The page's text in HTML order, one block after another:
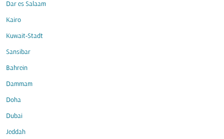
Dar es Salaam
Kairo
Kuwait-Stadt
Sansibar
Bahrein
Dammam
Doha
Dubai
Jeddah